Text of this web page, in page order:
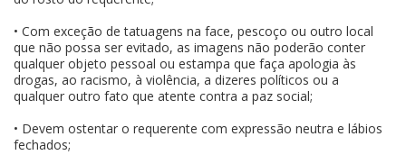
• Com exceção de tatuagens na face, pescoço ou outro local
que não possa ser evitado, as imagens não poderão conter
qualquer objeto pessoal ou estampa que faça apologia às
drogas, ao racismo, à violência, a dizeres políticos ou a
qualquer outro fato que atente contra a paz social;
• Devem ostentar o requerente com expressão neutra e lábios
fechados;